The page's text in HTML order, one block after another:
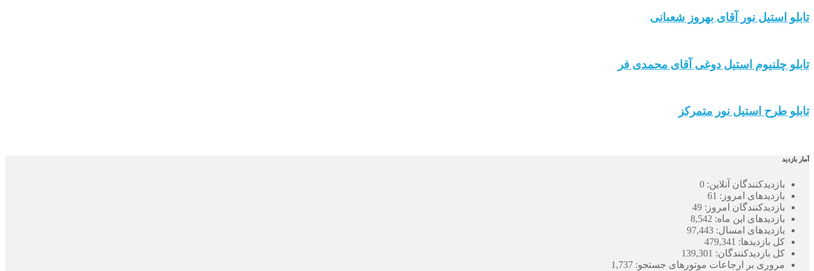
تابلو استیل نور آقای بهروز شعبانی
تابلو چلنیوم استیل دوغی آقای محمدی فر
تابلو طرح استیل نور متمرکز
آمار بازدید
بازدیدکنندگان آنلاین: 0
بازدیدهای امروز: 61
بازدیدکنندگان امروز: 49
بازدیدهای این ماه: 8,542
بازدیدهای امسال: 97,443
کل بازدیدها: 479,341
کل بازدیدکنند‌گان: 139,301
مروری بر ارجاعات موتورهای جستجو: 1,737